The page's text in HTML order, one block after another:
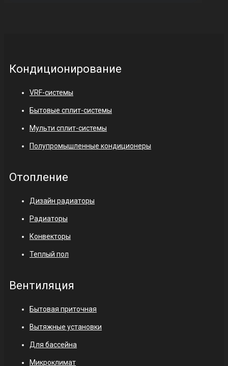
Кондиционирование
VRF-системы
Бытовые сплит-системы
Мульти сплит-системы
Полупромышленные кондиционеры
Отопление
Дизайн радиаторы
Радиаторы
Конвекторы
Теплый пол
Вентиляция
Бытовая приточная
Вытяжные установки
Для бассейна
Микроклимат